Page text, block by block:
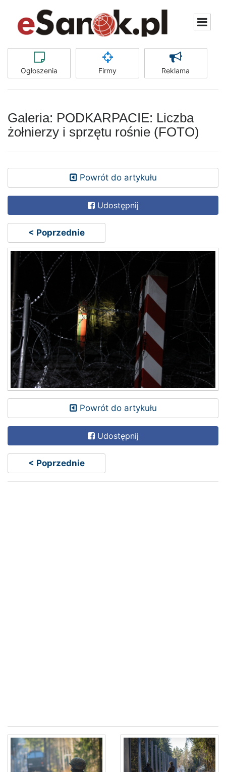
Ogłoszenia Firmy Reklama
Galeria: PODKARPACIE: Liczba
żołnierzy i sprzętu rośnie (FOTO)
Powrót do artykułu
Udostępnij
< Poprzednie
Powrót do artykułu
Udostępnij
< Poprzednie